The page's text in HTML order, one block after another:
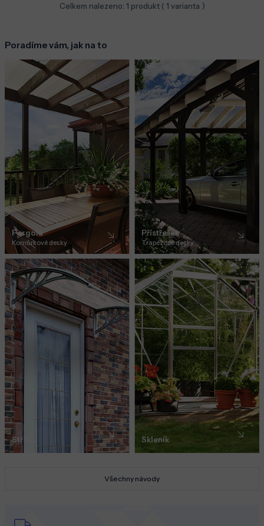
Celkem nalezeno: 1 produkt ( 1 varianta )
Poradíme vám, jak na to
Pergola
Komůrkové desky
Přístřešek
Trapézové desky
Stříška Skleník
Všechny návody